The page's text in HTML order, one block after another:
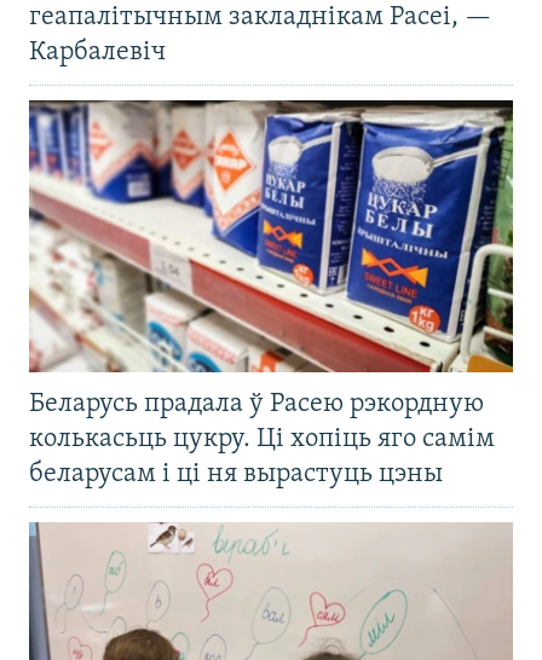
геапалітычным закладнікам Расеі, —
Карбалевіч
Беларусь прадала ў Расею рэкордную
колькасьць цукру. Ці хопіць яго самім
беларусам і ці ня вырастуць цэны